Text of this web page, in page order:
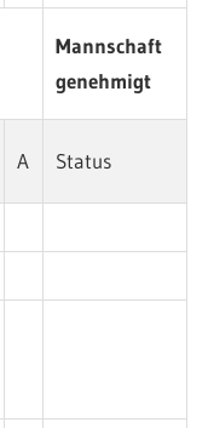
Mannschaft
genehmigt
A Status